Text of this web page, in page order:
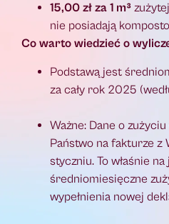
15,00 zł za 1 m³
nie posiadają
Co warto wiedzieć o
Podstawą jest
za cały rok 2025
Ważne: Dane o
Państwo na fakturze
styczniu. To właśnie
średniomiesięczne
wypełnienia nowej